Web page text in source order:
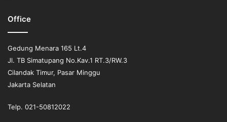
Office
Gedung Menara 165 Lt.4
Jl. TB Simatupang No.Kav.1 RT.3/RW.3
Cilandak Timur, Pasar Minggu
Jakarta Selatan
Telp. 021-50812022